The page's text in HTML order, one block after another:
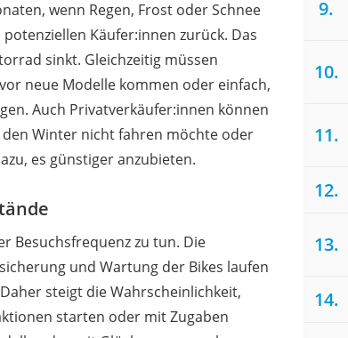
wenn Regen, Frost oder Schnee
Käufer:innen zurück. Das
sinkt. Gleichzeitig müssen
neue Modelle kommen oder einfach,
Auch Privatverkäufer:innen können
Winter nicht fahren möchte oder
es günstiger anzubieten.
Besuchsfrequenz zu tun. Die
und Wartung der Bikes laufen
steigt die Wahrscheinlichkeit,
starten oder mit Zugaben